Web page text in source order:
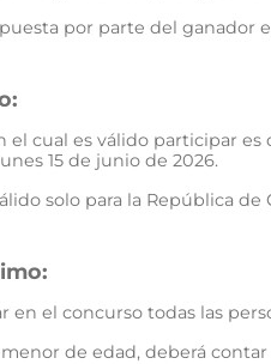
por parte del ganador
el cual es válido participar
15 de junio de 2026.
solo para la República de
en el concurso todas las
menor de edad, deberá